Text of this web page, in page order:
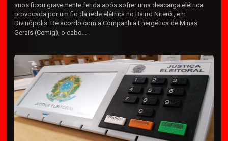
anos ficou gravemente ferida após sofrer uma descarga elétrica
provocada por um fio da rede elétrica no Bairro Niterói, em
Divinópolis. De acordo com a Companhia Energética de Minas
Gerais (Cemig), o cabo...